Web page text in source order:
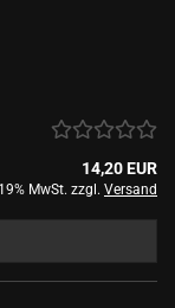
14,20 EUR
MwSt. zzgl. Versand